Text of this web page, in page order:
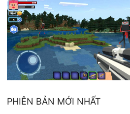
PHIÊN BẢN MỚI NHẤT